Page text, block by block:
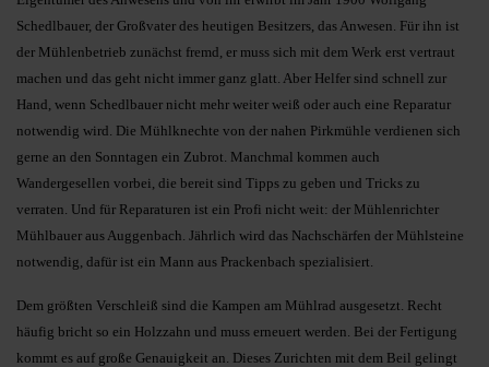
Schedlbauer, der Großvater des heutigen Besitzers, das Anwesen. Für ihn ist
der Mühlenbetrieb zunächst fremd, er muss sich mit dem Werk erst vertraut
machen und das geht nicht immer ganz glatt. Aber Helfer sind schnell zur
Hand, wenn Schedlbauer nicht mehr weiter weiß oder auch eine Reparatur
notwendig wird. Die Mühlknechte von der nahen Pirkmühle verdienen sich
gerne an den Sonntagen ein Zubrot. Manchmal kommen auch
Wandergesellen vorbei, die bereit sind Tipps zu geben und Tricks zu
verraten. Und für Reparaturen ist ein Profi nicht weit: der Mühlenrichter
Mühlbauer aus Auggenbach. Jährlich wird das Nachschärfen der Mühlsteine
notwendig, dafür ist ein Mann aus Prackenbach spezialisiert.
Dem größten Verschleiß sind die Kampen am Mühlrad ausgesetzt. Recht
häufig bricht so ein Holzzahn und muss erneuert werden. Bei der Fertigung
kommt es auf große Genauigkeit an. Dieses Zurichten mit dem Beil gelingt